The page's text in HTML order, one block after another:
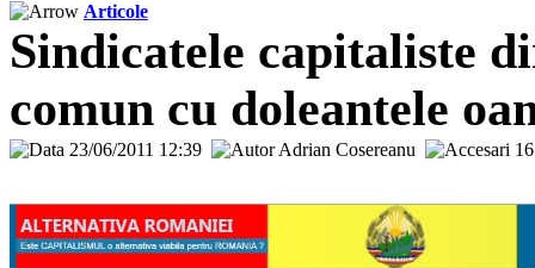
Articole
Sindicatele capitaliste
comun cu doleantele
23/06/2011 12:39 Adrian Cosereanu